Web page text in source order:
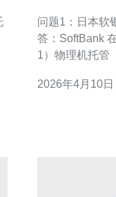
问题1：日本软
答：SoftBank
1）物理机托管
性扩展；3）虚
2026年4月10日